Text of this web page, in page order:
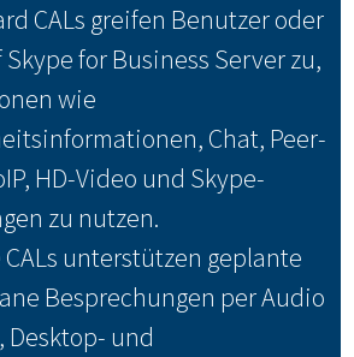
CALs greifen Benutzer oder
for Business Server zu,
wie
Chat, Peer-
HD-Video und Skype-
zu nutzen.
unterstützen geplante
Besprechungen per Audio
Desktop- und